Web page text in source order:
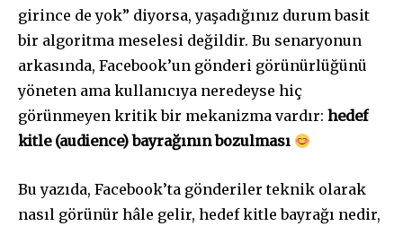
girince de yok” diyorsa, yaşadığınız durum basit
bir algoritma meselesi değildir. Bu senaryonun
arkasında, Facebook’un gönderi görünürlüğünü
yöneten ama kullanıcıya neredeyse hiç
görünmeyen kritik bir mekanizma vardır: hedef
kitle (audience) bayrağının bozulması
Bu yazıda, Facebook’ta gönderiler teknik olarak
nasıl görünür hâle gelir, hedef kitle bayrağı nedir,